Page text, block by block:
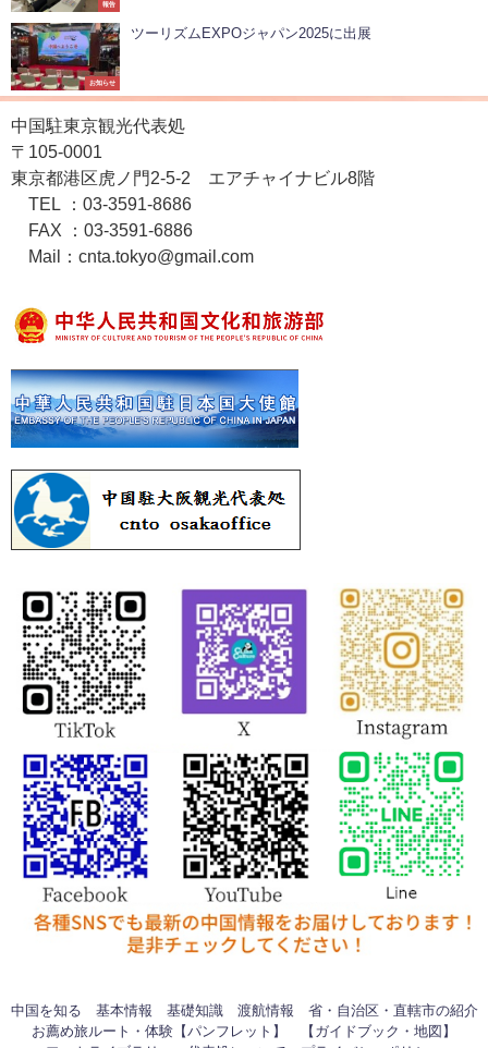
報告
お知らせ
ツーリズムEXPOジャパン2025に出展
中国駐東京観光代表処
〒105-0001
東京都港区虎ノ門2-5-2 エアチャイナビル8階
TEL ：03-3591-8686
FAX ：03-3591-6886
Mail：cnta.tokyo@gmail.com
中国を知る 基本情報 基礎知識 渡航情報
省・自治区・直轄市の紹介
お薦め旅ルート・体験【パンフレット】
【ガイドブック・地図】